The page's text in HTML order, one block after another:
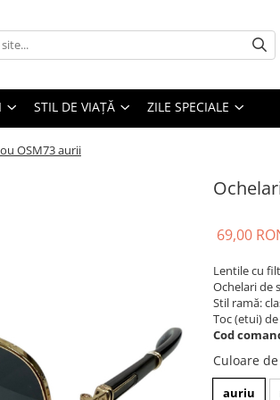
STIL DE VIAȚĂ ZILE SPECIALE
OSM73 aurii
69,00
Lentile cu
Ochelari de
Stil ramă:
Toc (etui)
Cod
Culoare
auriu